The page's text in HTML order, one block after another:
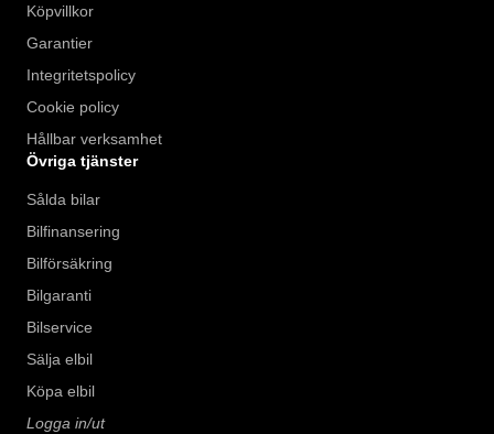
Köpvillkor
Garantier
Integritetspolicy
Cookie policy
Hållbar verksamhet
Övriga tjänster
Sålda bilar
Bilfinansering
Bilförsäkring
Bilgaranti
Bilservice
Sälja elbil
Köpa elbil
Logga in/ut